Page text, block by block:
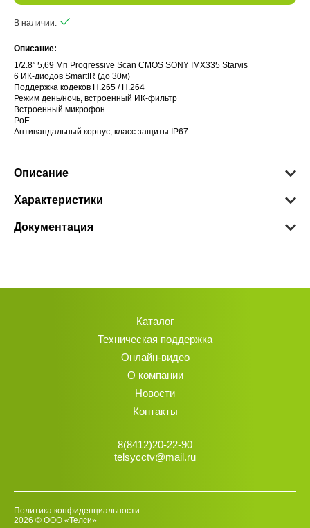
В наличии:
Описание:
1/2.8” 5,69 Мп Progressive Scan CMOS SONY IMX335 Starvis
6 ИК-диодов SmartIR (до 30м)
Поддержка кодеков H.265 / H.264
Режим день/ночь, встроенный ИК-фильтр
Встроенный микрофон
PoE
Антивандальный корпус, класс защиты IР67
Описание
Характеристики
Документация
Каталог
Техническая поддержка
Онлайн-видео
О компании
Новости
Контакты
8(8412)20-22-90
telsycctv@mail.ru
2026 © ООО «Телси»
Политика конфиденциальности